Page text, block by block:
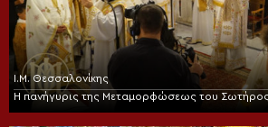
Ι.Μ. Θεσσαλονίκης
Η πανήγυρις της Μεταμορφώσεως του